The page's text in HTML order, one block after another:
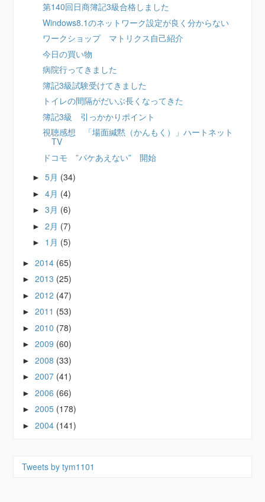
第140回日商簿記3級合格しました
Windows8.1のネットワーク設定が良く分からない
ワークショップ マトリクス自己紹介
今日の買い物
病院行ってきました
簿記3級試験受けてきました
トイレの間隔がだいぶ長くなってきた
簿記3級 引っかかりポイント
視聴感想 「場面緘黙（かんもく）」ハートネット
TV
ドコモ ”パケあえない” 開始
►5月 (34)
►4月 (4)
►3月 (6)
►2月 (7)
► 1月 (5)
►2014 (65)
►2013 (25)
►2012 (47)
►2011 (53)
►2010 (78)
►2009 (60)
►2008 (33)
►2007 (41)
►2006 (66)
►2005 (178)
►2004 (141)
Tweets by tym1101